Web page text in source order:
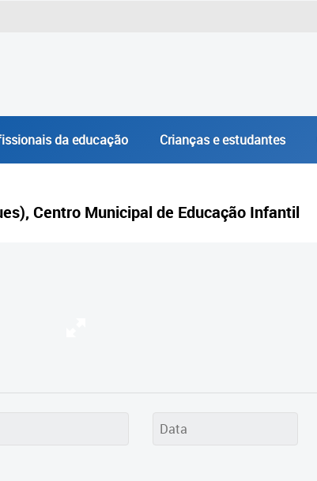
da educação Crianças e estudantes
Centro Municipal de Educação Infantil